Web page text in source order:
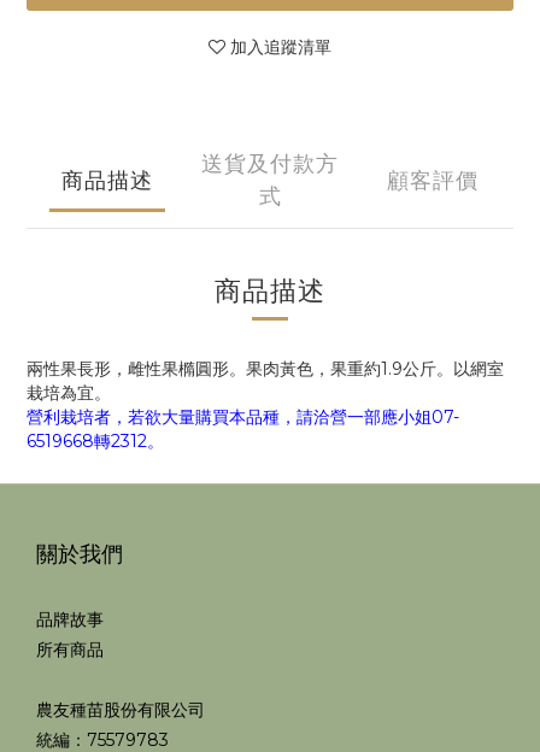
加入追蹤清單
商品描述
送貨及付款方
式
顧客評價
商品描述
兩性果長形，雌性果橢圓形。果肉黃色，果重約1.9公斤。以網室
栽培為宜。
營利栽培者，若欲大量購買本品種，請洽營一部應小姐07-
6519668轉2312。
關於我們
品牌故事
所有商品
農友種苗股份有限公司
統編：75579783